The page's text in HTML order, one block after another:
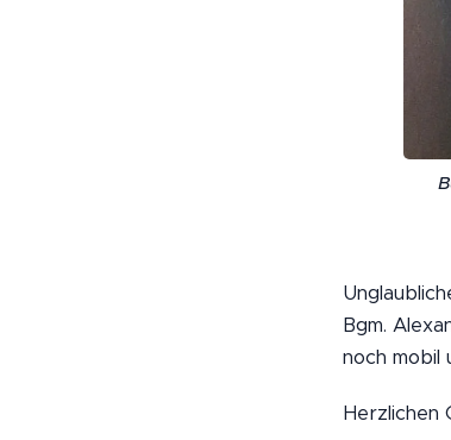
Bgm.
noch mobil
Herzlichen